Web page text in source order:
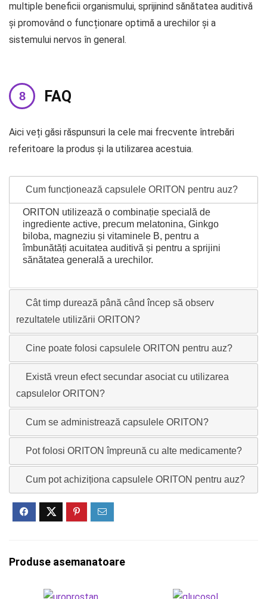
multiple beneficii organismului, sprijinind sănătatea auditivă
și promovând o funcționare optimă a urechilor și a
sistemului nervos în general.
FAQ
Aici veți găsi răspunsuri la cele mai frecvente întrebări
referitoare la produs și la utilizarea acestuia.
Cum funcționează capsulele ORITON pentru auz?
ORITON utilizează o combinație specială de
ingrediente active, precum melatonina, Ginkgo
biloba, magneziu și vitaminele B, pentru a
îmbunătăți acuitatea auditivă și pentru a sprijini
sănătatea generală a urechilor.
Cât timp durează până când încep să observ
rezultatele utilizării ORITON?
Cine poate folosi capsulele ORITON pentru auz?
Există vreun efect secundar asociat cu utilizarea
capsulelor ORITON?
Cum se administrează capsulele ORITON?
Pot folosi ORITON împreună cu alte medicamente?
Cum pot achiziționa capsulele ORITON pentru auz?
Produse asemanatoare